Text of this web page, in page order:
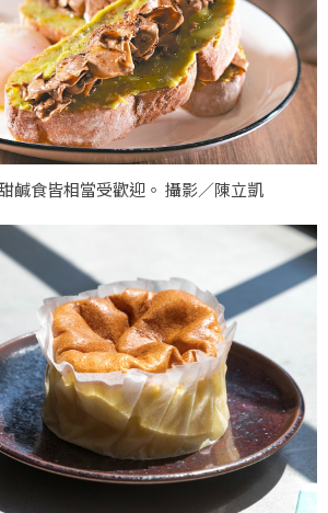
鹹食皆相當受歡迎。 攝影／陳立凱